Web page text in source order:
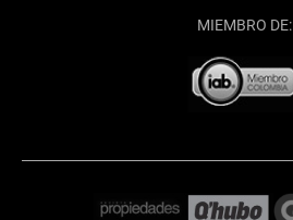
MIEMBRO DE: